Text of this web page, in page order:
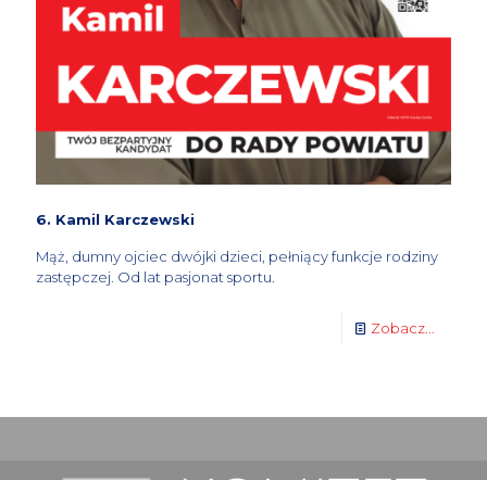
6. Kamil Karczewski
Mąż, dumny ojciec dwójki dzieci, pełniący funkcje rodziny
zastępczej. Od lat pasjonat sportu.
Zobacz...